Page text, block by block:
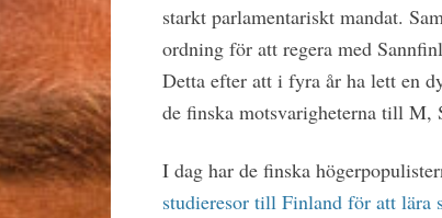
starkt parlamentariskt mandat.
ordning för att regera med
Detta efter att i fyra år ha lett en
de finska motsvarigheterna till
I dag har de finska
studieresor till Finland för att lära